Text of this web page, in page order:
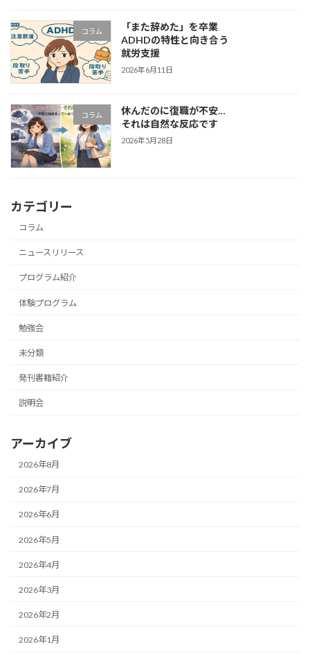
コラム
「また辞めた」を卒業
ADHDの特性と向き合う
就労支援
2026年6月11日
コラム
休んだのに復職が不安…
それは自然な反応です
2026年5月28日
カテゴリー
コラム
ニュースリリース
プログラム紹介
体験プログラム
勉強会
未分類
発刊書籍紹介
説明会
アーカイブ
2026年8月
2026年7月
2026年6月
2026年5月
2026年4月
2026年3月
2026年2月
2026年1月